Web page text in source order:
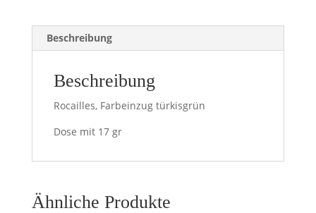
Beschreibung
Beschreibung
Rocailles, Farbeinzug türkisgrün
Dose mit 17 gr
Ähnliche Produkte